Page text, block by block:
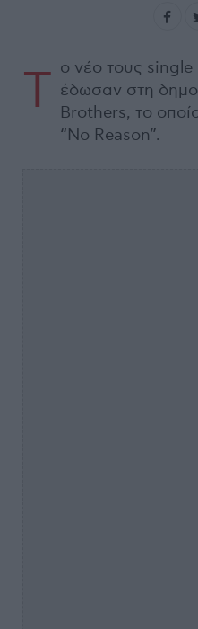
Τ ο νέο τους
έδωσαν στη
Brothers, το
“No Reason”.